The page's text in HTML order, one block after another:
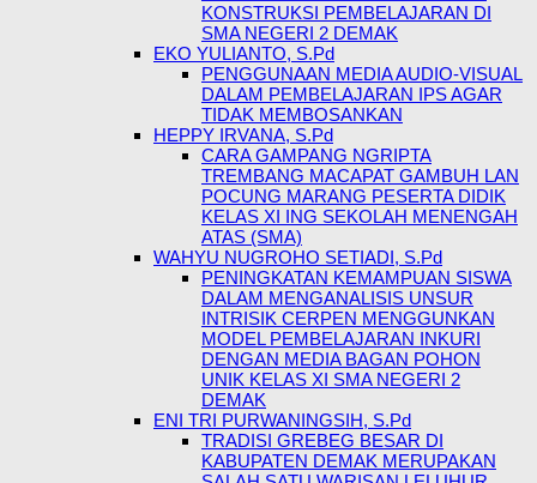
KONSTRUKSI PEMBELAJARAN DI
SMA NEGERI 2 DEMAK
EKO YULIANTO, S.Pd
PENGGUNAAN MEDIA AUDIO-VISUAL
DALAM PEMBELAJARAN IPS AGAR
TIDAK MEMBOSANKAN
HEPPY IRVANA, S.Pd
CARA GAMPANG NGRIPTA
TREMBANG MACAPAT GAMBUH LAN
POCUNG MARANG PESERTA DIDIK
KELAS XI ING SEKOLAH MENENGAH
ATAS (SMA)
WAHYU NUGROHO SETIADI, S.Pd
PENINGKATAN KEMAMPUAN SISWA
DALAM MENGANALISIS UNSUR
INTRISIK CERPEN MENGGUNKAN
MODEL PEMBELAJARAN INKURI
DENGAN MEDIA BAGAN POHON
UNIK KELAS XI SMA NEGERI 2
DEMAK
ENI TRI PURWANINGSIH, S.Pd
TRADISI GREBEG BESAR DI
KABUPATEN DEMAK MERUPAKAN